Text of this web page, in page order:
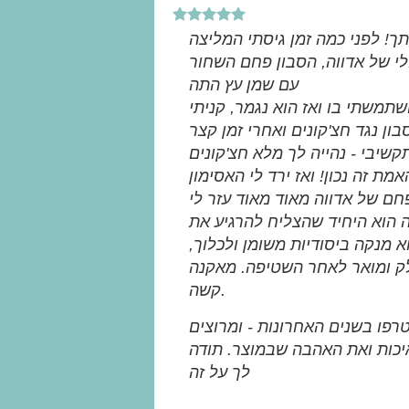
לפני כמה זמן גיסתי המליצה
של אדווה, הסבון פחם השחור
עם שמן עץ התה
בו ואז הוא נגמר, קניתי
נגד חצ'קונים ואחרי זמן קצר
- נהייה לך מלא חצ'קונים
זה נכון! ואז ירד לי האסימון
הוא היחיד שהצליח להרגיע את
מנקה ביסודיות משומן ולכלוך,
ומואר לאחר השטיפה. מאקנה
קשה.
בשנים האחרונות - ומרוצים
ואת האהבה שבמוצר. תודה
לך על זה